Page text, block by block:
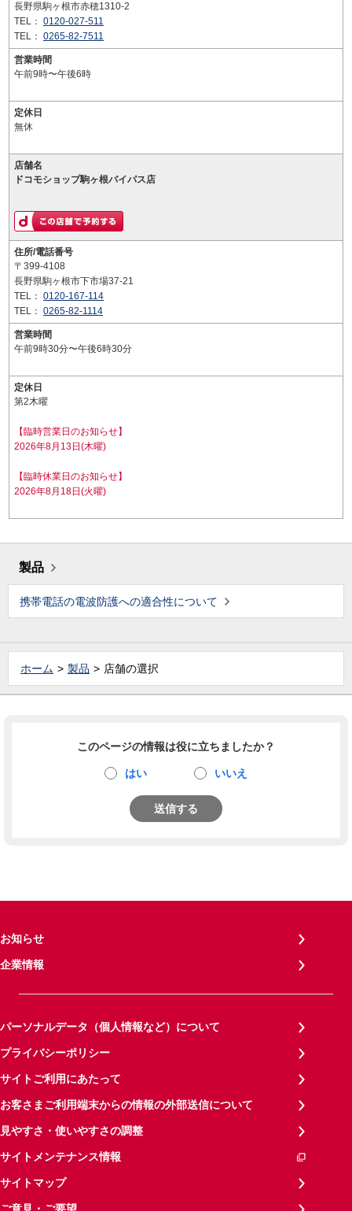
長野県駒ヶ根市赤穂1310-2
TEL： 0120-027-511
TEL： 0265-82-7511
営業時間
午前9時〜午後6時
定休日
無休
店舗名
ドコモショップ駒ヶ根バイパス店
住所/電話番号
〒399-4108
長野県駒ヶ根市下市場37-21
TEL： 0120-167-114
TEL： 0265-82-1114
営業時間
午前9時30分〜午後6時30分
定休日
第2木曜
【臨時営業日のお知らせ】
2026年8月13日(木曜)
【臨時休業日のお知らせ】
2026年8月18日(火曜)
製品
携帯電話の電波防護への適合性について
ホーム 製品 店舗の選択
このページの情報は役に立ちましたか？
はい いいえ
送信する
お知らせ
企業情報
パーソナルデータ（個人情報など）について
プライバシーポリシー
サイトご利用にあたって
お客さまご利用端末からの情報の外部送信について
見やすさ・使いやすさの調整
サイトメンテナンス情報
サイトマップ